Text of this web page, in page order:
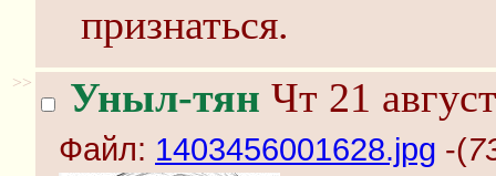
признаться.
>> Уныл-тян Чт 21
Файл: 1403456001628.jpg -(